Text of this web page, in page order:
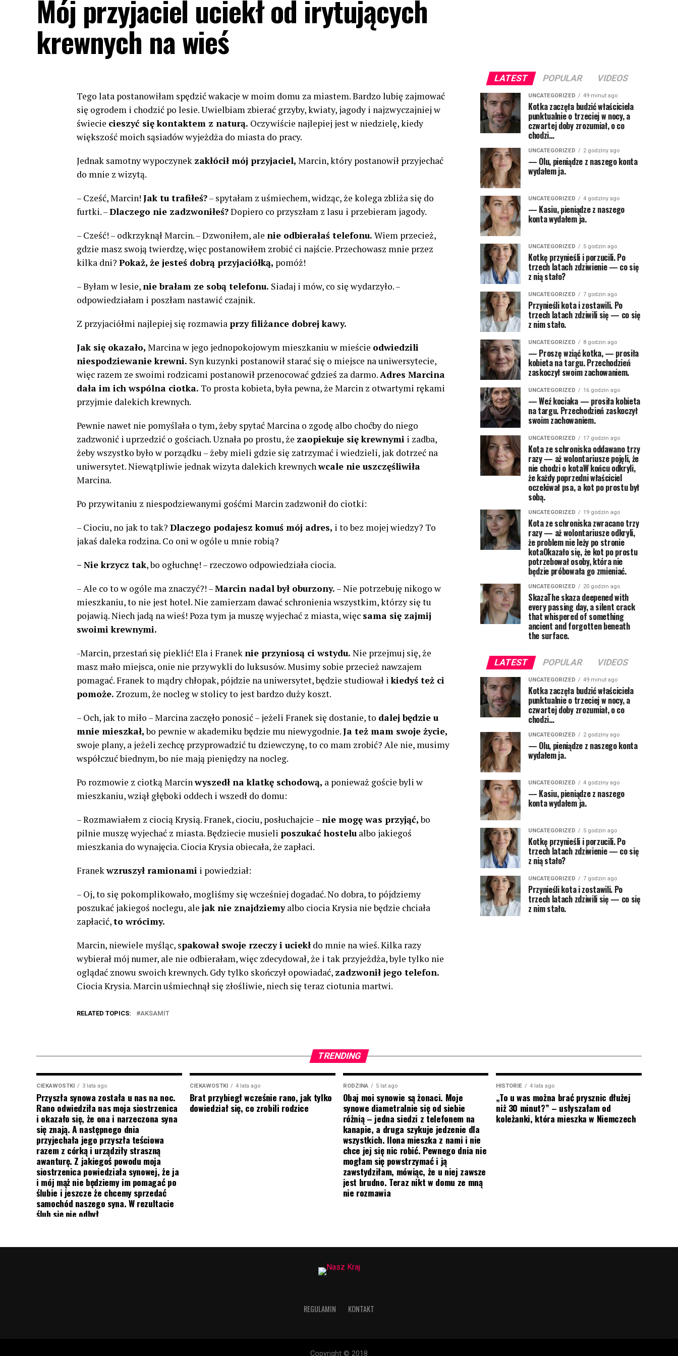
Mój przyjaciel uciekł od irytujących
krewnych na wieś
Tego lata postanowiłam spędzić wakacje w moim domu za miastem. Bardzo lubię zajmować
się ogrodem i chodzić po lesie. Uwielbiam zbierać grzyby, kwiaty, jagody i najzwyczajniej w
świecie cieszyć się kontaktem z naturą. Oczywiście najlepiej jest w niedzielę, kiedy
większość moich sąsiadów wyjeżdża do miasta do pracy.
Jednak samotny wypoczynek zakłócił mój przyjaciel, Marcin, który postanowił przyjechać
do mnie z wizytą.
– Cześć, Marcin! Jak tu trafiłeś?– spytałam z uśmiechem, widząc, że kolega zbliża się do
furtki. –Dlaczego nie zadzwoniłeś?Dopiero co przyszłam z lasu i przebieram jagody.
– Cześć! – odkrzyknął Marcin. – Dzwoniłem, ale nie odbierałaś telefonu. Wiem przecież,
gdzie masz swoją twierdzę, więc postanowiłem zrobić ci najście. Przechowasz mnie przez
kilka dni? Pokaż, że jesteś dobrą przyjaciółką, pomóż!
– Byłam w lesie,nie brałam ze sobą telefonu. Siadaj i mów, co się wydarzyło. –
odpowiedziałam i poszłam nastawić czajnik.
Z przyjaciółmi najlepiej się rozmawia przy filiżance dobrej kawy.
Jak się okazało, Marcina w jego jednopokojowym mieszkaniu w mieście odwiedzili
niespodziewanie krewni. Syn kuzynki postanowił starać się o miejsce na uniwersytecie,
więc razem ze swoimi rodzicami postanowił przenocować gdzieś za darmo.Adres Marcina
dała im ich wspólna ciotka. To prosta kobieta, była pewna, że Marcin z otwartymi rękami
przyjmie dalekich krewnych.
Pewnie nawet nie pomyślała o tym, żeby spytać Marcina o zgodę albo choćby do niego
zadzwonić i uprzedzić o gościach. Uznała po prostu, że zaopiekuje się krewnymi i zadba,
żeby wszystko było w porządku – żeby mieli gdzie się zatrzymać i wiedzieli, jak dotrzeć na
uniwersytet. Niewątpliwie jednak wizyta dalekich krewnychwcale nie uszczęśliwiła
Marcina.
Po przywitaniu z niespodziewanymi gośćmi Marcin zadzwonił do ciotki:
– Ciociu, no jak to tak? Dlaczego podajesz komuś mój adres, i to bez mojej wiedzy? To
jakaś daleka rodzina. Co oni w ogóle u mnie robią?
– Nie krzycz tak, bo ogłuchnę! – rzeczowo odpowiedziała ciocia.
– Ale co to w ogóle ma znaczyć?! –Marcin nadal był oburzony. – Nie potrzebuję nikogo w
mieszkaniu, to nie jest hotel. Nie zamierzam dawać schronienia wszystkim, którzy się tu
pojawią. Niech jadą na wieś! Poza tym ja muszę wyjechać z miasta, więc sama się zajmij
swoimi krewnymi.
-Marcin, przestań się pieklić! Ela i Franeknie przyniosą ci wstydu. Nie przejmuj się, że
masz mało miejsca, onie nie przywykli do luksusów. Musimy sobie przecież nawzajem
pomagać. Franek to mądry chłopak, pójdzie na uniwersytet, będzie studiował ikiedyś też ci
pomoże. Zrozum, że nocleg w stolicy to jest bardzo duży koszt.
– Och, jak to miło – Marcina zaczęło ponosić – jeżeli Franek się dostanie, to dalej będzie u
mnie mieszkał,bo pewnie w akademiku będzie mu niewygodnie.Ja też mam swoje życie,
swoje plany, a jeżeli zechcę przyprowadzić tu dziewczynę, to co mam zrobić? Ale nie, musimy
współczuć biednym, bo nie mają pieniędzy na nocleg.
Po rozmowie z ciotką Marcinwyszedł na klatkę schodową, a ponieważ goście byli w
mieszkaniu, wziął głęboki oddech i wszedł do domu:
– Rozmawiałem z ciocią Krysią. Franek, ciociu, posłuchajcie –nie mogę was przyjąć,bo
pilnie muszę wyjechać z miasta. Będziecie musieli poszukać hostelu albo jakiegoś
mieszkania do wynajęcia. Ciocia Krysia obiecała, że zapłaci.
Franekwzruszył ramionami i powiedział:
– Oj, to się pokomplikowało, mogliśmy się wcześniej dogadać. No dobra, to pójdziemy
poszukać jakiegoś noclegu, ale jak nie znajdziemyalbo ciocia Krysia nie będzie chciała
zapłacić,to wrócimy.
Marcin, niewiele myśląc, spakował swoje rzeczy i uciekł do mnie na wieś. Kilka razy
wybierał mój numer, ale nie odbierałam, więc zdecydował, że i tak przyjeżdża, byle tylko nie
oglądać znowu swoich krewnych. Gdy tylko skończył opowiadać, zadzwonił jego telefon.
Ciocia Krysia. Marcin uśmiechnął się złośliwie, niech się teraz ciotunia martwi.
RELATED TOPICS: AKSAMIT
LATEST POPULAR VIDEOS
UNCATEGORIZED 49 minut ago
Kotka zaczęła budzić właściciela
punktualnie o trzeciej w nocy, a
czwartej doby zrozumiał, o co
chodzi…
UNCATEGORIZED 2 godziny ago
— Olu, pieniądze z naszego konta
wydałem ja.
UNCATEGORIZED 4 godziny ago
— Kasiu, pieniądze z naszego
konta wydałem ja.
UNCATEGORIZED 5 godzin ago
Kotkę przynieśli i porzucili. Po
trzech latach zdziwienie — co się
z nią stało?
UNCATEGORIZED 7 godzin ago
Przynieśli kota i zostawili. Po
trzech latach zdziwili się — co się
z nim stało.
UNCATEGORIZED 8 godzin ago
— Proszę wziąć kotka, — prosiła
kobieta na targu. Przechodzień
zaskoczył swoim zachowaniem.
UNCATEGORIZED 16 godzin ago
— Weź kociaka — prosiła kobieta
na targu. Przechodzień zaskoczył
swoim zachowaniem.
UNCATEGORIZED 17 godzin ago
Kota ze schroniska oddawano trzy
razy — aż wolontariusze pojęli, że
nie chodzi o kotaW końcu odkryli,
że każdy poprzedni właściciel
oczekiwał psa, a kot po prostu był
sobą.
UNCATEGORIZED 19 godzin ago
Kota ze schroniska zwracano trzy
razy — aż wolontariusze odkryli,
że problem nie leży po stronie
kotaOkazało się, że kot po prostu
potrzebował osoby, która nie
będzie próbowała go zmieniać.
UNCATEGORIZED 20 godzin ago
SkazaThe skaza deepened with
every passing day, a silent crack
that whispered of something
ancient and forgotten beneath
the surface.
LATEST POPULAR VIDEOS
UNCATEGORIZED 49 minut ago
Kotka zaczęła budzić właściciela
punktualnie o trzeciej w nocy, a
czwartej doby zrozumiał, o co
chodzi…
UNCATEGORIZED 2 godziny ago
— Olu, pieniądze z naszego konta
wydałem ja.
UNCATEGORIZED 4 godziny ago
— Kasiu, pieniądze z naszego
konta wydałem ja.
UNCATEGORIZED 5 godzin ago
Kotkę przynieśli i porzucili. Po
trzech latach zdziwienie — co się
z nią stało?
UNCATEGORIZED 7 godzin ago
Przynieśli kota i zostawili. Po
trzech latach zdziwili się — co się
z nim stało.
TRENDING
CIEKAWOSTKI 3 lata ago
Przyszła synowa została u nas na noc.
Rano odwiedziła nas moja siostrzenica
i okazało się, że ona i narzeczona syna
się znają. A następnego dnia
przyjechała jego przyszła teściowa
razem z córką i urządziły straszną
awanturę. Z jakiegoś powodu moja
siostrzenica powiedziała synowej, że ja
i mój mąż nie będziemy im pomagać po
ślubie i jeszcze że chcemy sprzedać
samochód naszego syna. W rezultacie
ślub się nie odbył
CIEKAWOSTKI 4 lata ago
Brat przybiegł wcześnie rano, jak tylko
dowiedział się, co zrobili rodzice
RODZINA 5 lat ago
Obaj moi synowie są żonaci. Moje
synowe diametralnie się od siebie
różnią – jedna siedzi z telefonem na
kanapie, a druga szykuje jedzenie dla
wszystkich. Ilona mieszka z nami i nie
chce jej się nic robić. Pewnego dnia nie
mogłam się powstrzymać i ją
zawstydziłam, mówiąc, że u niej zawsze
jest brudno. Teraz nikt w domu ze mną
nie rozmawia
HISTORIE 4 lata ago
„To u was można brać prysznic dłużej
niż 30 minut?” – usłyszałam od
koleżanki, która mieszka w Niemczech
REGULAMIN KONTAKT
Copyright © 2018